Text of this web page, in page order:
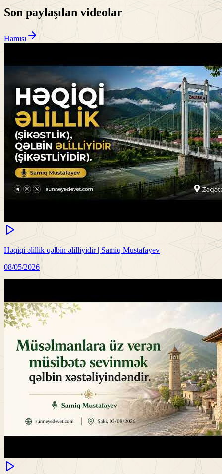
Son paylaşılan videolar
Hamısı
Həqiqi əlillik qəlbin əlilliyidir | Samiq Mustafayev
08/05/2026